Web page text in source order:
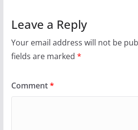
Leave a Reply
Your email address will not be
fields are marked *
Comment*